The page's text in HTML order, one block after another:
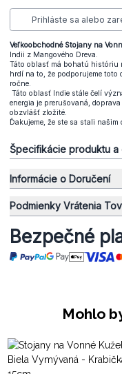
Prihláste sa alebo
Veľkoobchodné Stojany na
Indii z Mangového Dreva.
Táto oblasť má bohatú históriu
hrdí na to, že podporujeme
ročne.
Táto oblasť Indie stále čelí
energia je prerušovaná,
obzvlášť zložité.
Ďakujeme, že ste sa stali
Špecifikácie produktu a
Informácie o Doručení
Podmienky Vrátenia
Bezpečné
Mohlo